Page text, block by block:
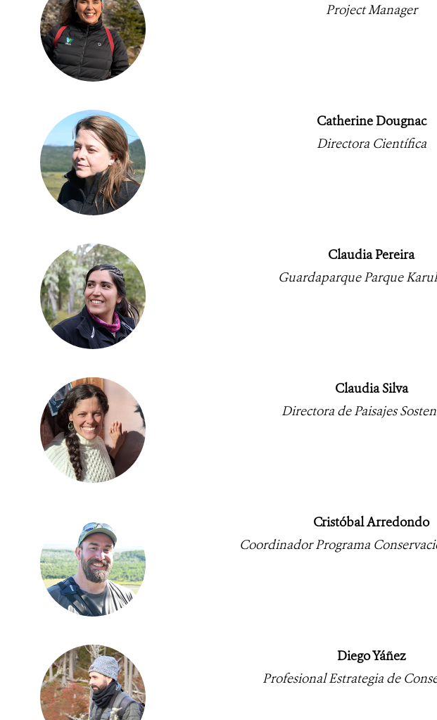
Project Manager
Catherine Dougnac
Directora Científica
Claudia Pereira
Guardaparque Parque
Claudia Silva
Directora de Paisajes
Cristóbal Arredondo
Coordinador Programa
Diego Yáñez
Profesional Estrategia de